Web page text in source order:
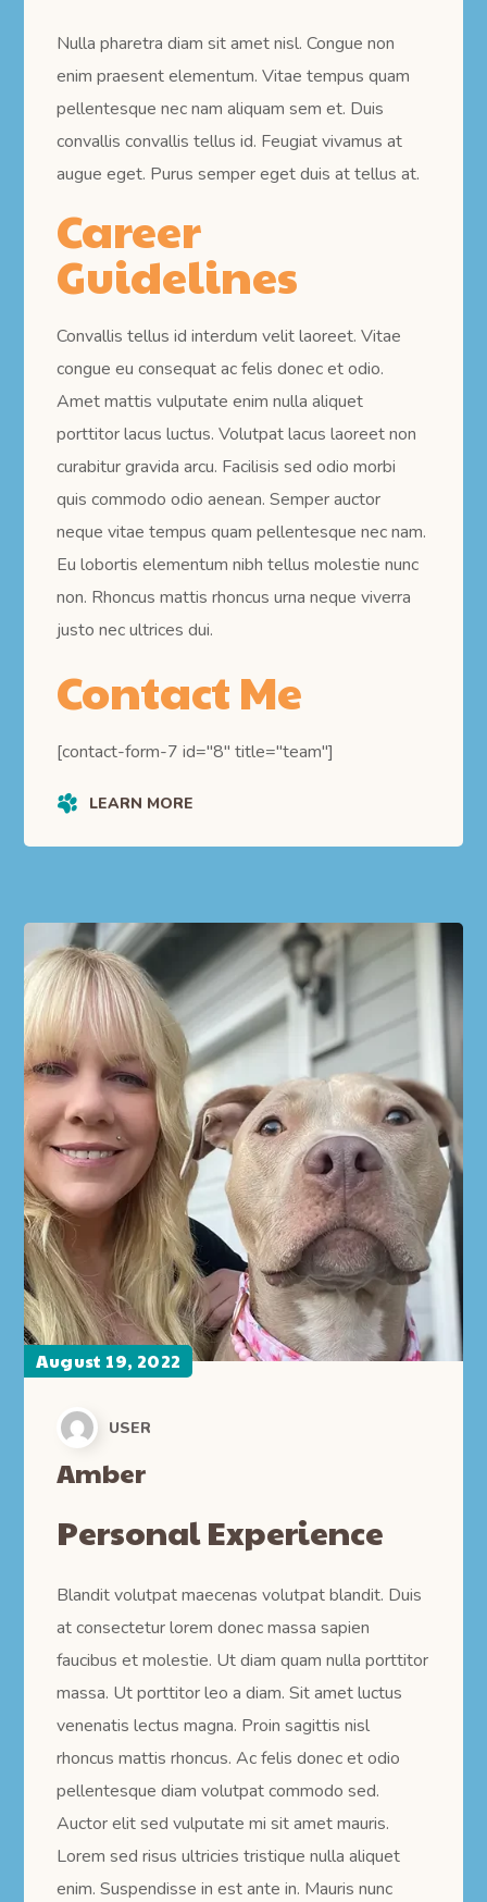
Nulla pharetra diam sit amet nisl. Congue non
enim praesent elementum. Vitae tempus quam
pellentesque nec nam aliquam sem et. Duis
convallis convallis tellus id. Feugiat vivamus at
augue eget. Purus semper eget duis at tellus at.
Career
Guidelines
Convallis tellus id interdum velit laoreet. Vitae
congue eu consequat ac felis donec et odio.
Amet mattis vulputate enim nulla aliquet
porttitor lacus luctus. Volutpat lacus laoreet non
curabitur gravida arcu. Facilisis sed odio morbi
quis commodo odio aenean. Semper auctor
neque vitae tempus quam pellentesque nec nam.
Eu lobortis elementum nibh tellus molestie nunc
non. Rhoncus mattis rhoncus urna neque viverra
justo nec ultrices dui.
Contact Me
[contact-form-7 id="8" title="team"]
LEARN MORE
August 19, 2022
USER
Amber
Personal Experience
Blandit volutpat maecenas volutpat blandit. Duis
at consectetur lorem donec massa sapien
faucibus et molestie. Ut diam quam nulla porttitor
massa. Ut porttitor leo a diam. Sit amet luctus
venenatis lectus magna. Proin sagittis nisl
rhoncus mattis rhoncus. Ac felis donec et odio
pellentesque diam volutpat commodo sed.
Auctor elit sed vulputate mi sit amet mauris.
Lorem sed risus ultricies tristique nulla aliquet
enim. Suspendisse in est ante in. Mauris nunc